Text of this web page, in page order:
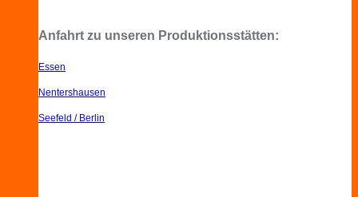
Anfahrt zu unseren Produktionsstätten:
Essen
Nentershausen
Seefeld / Berlin